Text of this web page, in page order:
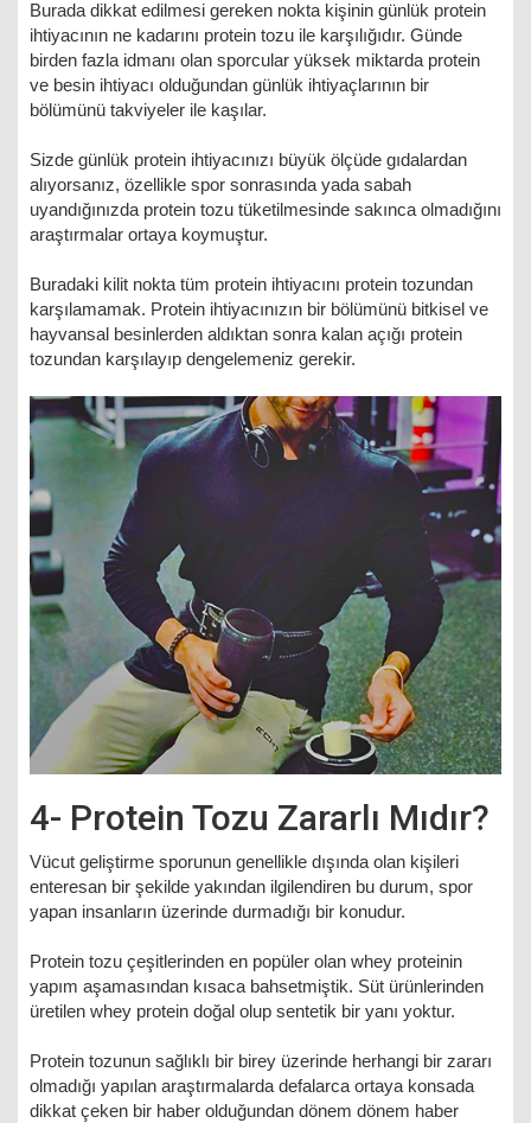
Burada dikkat edilmesi gereken nokta kişinin günlük protein
ihtiyacının ne kadarını protein tozu ile karşılığıdır. Günde
birden fazla idmanı olan sporcular yüksek miktarda protein
ve besin ihtiyacı olduğundan günlük ihtiyaçlarının bir
bölümünü takviyeler ile kaşılar.
Sizde günlük protein ihtiyacınızı büyük ölçüde gıdalardan
alıyorsanız, özellikle spor sonrasında yada sabah
uyandığınızda protein tozu tüketilmesinde sakınca olmadığını
araştırmalar ortaya koymuştur.
Buradaki kilit nokta tüm protein ihtiyacını protein tozundan
karşılamamak. Protein ihtiyacınızın bir bölümünü bitkisel ve
hayvansal besinlerden aldıktan sonra kalan açığı protein
tozundan karşılayıp dengelemeniz gerekir.
4- Protein Tozu Zararlı Mıdır?
Vücut geliştirme sporunun genellikle dışında olan kişileri
enteresan bir şekilde yakından ilgilendiren bu durum, spor
yapan insanların üzerinde durmadığı bir konudur.
Protein tozu çeşitlerinden en popüler olan whey proteinin
yapım aşamasından kısaca bahsetmiştik. Süt ürünlerinden
üretilen whey protein doğal olup sentetik bir yanı yoktur.
Protein tozunun sağlıklı bir birey üzerinde herhangi bir zararı
olmadığı yapılan araştırmalarda defalarca ortaya konsada
dikkat çeken bir haber olduğundan dönem dönem haber